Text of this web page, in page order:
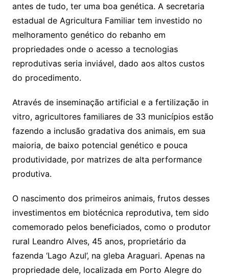
antes de tudo, ter uma boa genética. A secretaria
estadual de Agricultura Familiar tem investido no
melhoramento genético do rebanho em
propriedades onde o acesso a tecnologias
reprodutivas seria inviável, dado aos altos custos
do procedimento.
Através de inseminação artificial e a fertilização in
vitro, agricultores familiares de 33 municípios estão
fazendo a inclusão gradativa dos animais, em sua
maioria, de baixo potencial genético e pouca
produtividade, por matrizes de alta performance
produtiva.
O nascimento dos primeiros animais, frutos desses
investimentos em biotécnica reprodutiva, tem sido
comemorado pelos beneficiados, como o produtor
rural Leandro Alves, 45 anos, proprietário da
fazenda ‘Lago Azul’, na gleba Araguari. Apenas na
propriedade dele, localizada em Porto Alegre do